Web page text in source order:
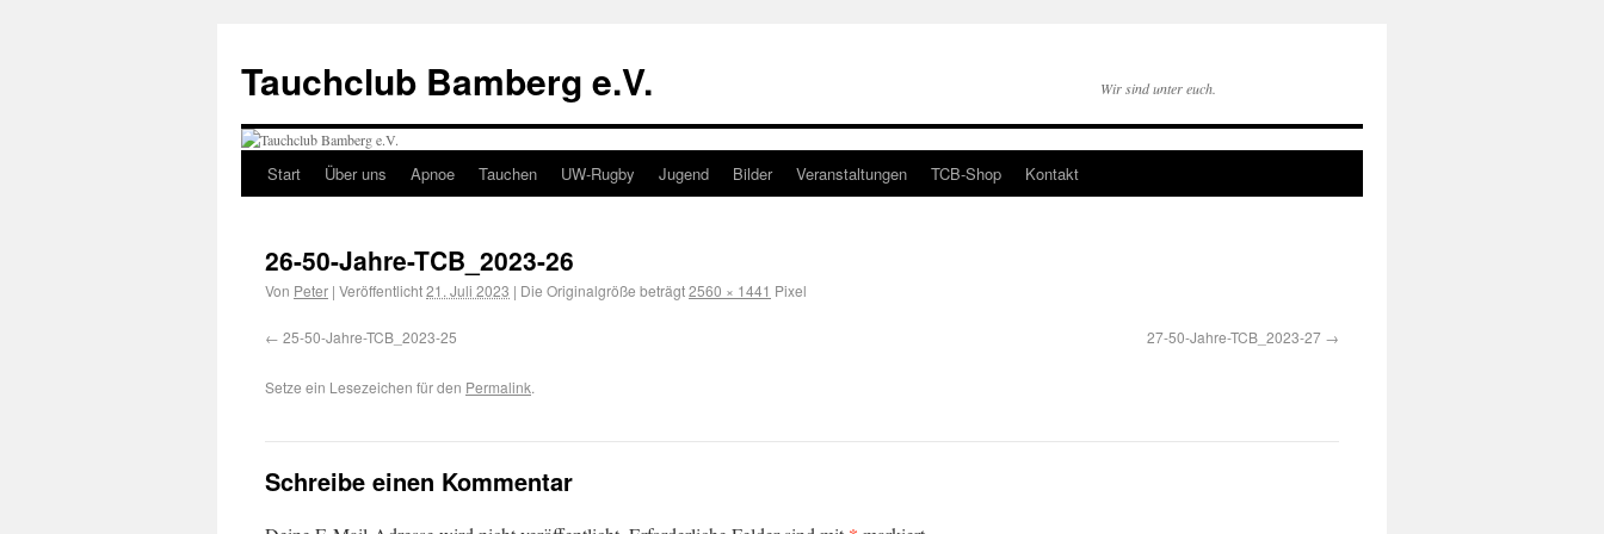
Tauchclub Bamberg e.V. Wir sind unter euch.
Start Über uns Apnoe Tauchen UW-Rugby Jugend Bilder Veranstaltungen TCB-Shop Kontakt
26-50-Jahre-TCB_2023-26
Von Peter | Veröffentlicht21. Juli 2023 | Die Originalgröße beträgt2560 × 1441 Pixel
25-50-Jahre-TCB_2023-25 27-50-Jahre-TCB_2023-27
Setze ein Lesezeichen für den Permalink.
Schreibe einen Kommentar